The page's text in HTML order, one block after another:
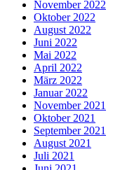
November 2022
Oktober 2022
August 2022
Juni 2022
Mai 2022
April 2022
März 2022
Januar 2022
November 2021
Oktober 2021
September 2021
August 2021
Juli 2021